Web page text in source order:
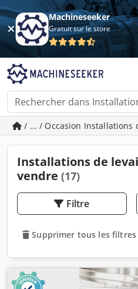
Machineseeker
Gratuit sur le store
/ ... / Occasion Installations
Installations de
vendre (17)
Filtre
Supprimer tous les filtres